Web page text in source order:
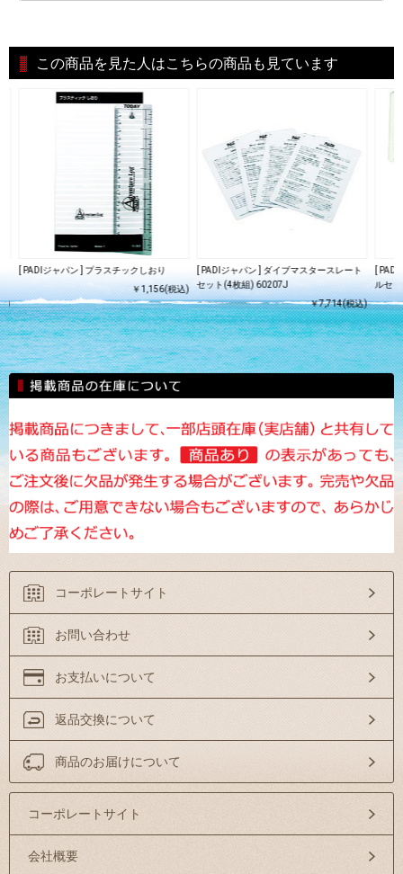
この商品を見た人はこちらの商品も見ています
)
[ PADIジャパン ] プラスチックしおり
￥1,156(税込)
[ PADIジャパン ] ダイブマスタースレート
セット(4枚組) 60207J
￥7,714(税込)
[
ルセ
コーポレートサイト
お問い合わせ
お支払いについて
返品交換について
商品のお届けについて
コーポレートサイト
会社概要